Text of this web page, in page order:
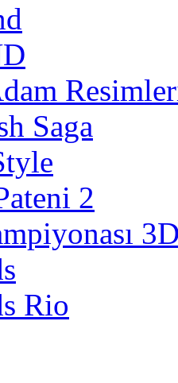
Saga
2
Rio